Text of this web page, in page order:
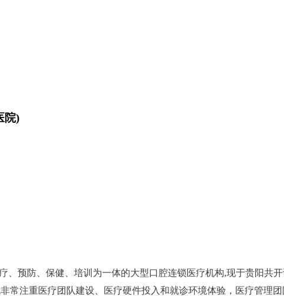
院)
、预防、保健、培训为一体的大型口腔连锁医疗机构,现于贵阳共
常注重医疗团队建设、医疗硬件投入和就诊环境体验，医疗管